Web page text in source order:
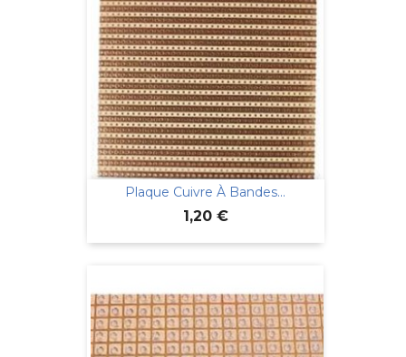
Plaque Cuivre À Bandes...
Prix
1,20 €